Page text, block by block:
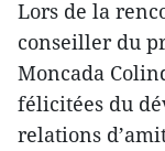
Lors de la
conseiller du
Moncada
félicitées du
relations